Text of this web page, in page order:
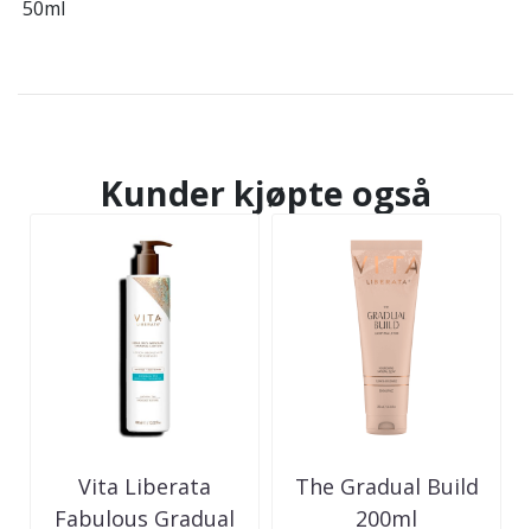
50ml
Kunder kjøpte også
Vita Liberata
Fabulous Gradual
The Gradual Build
200ml